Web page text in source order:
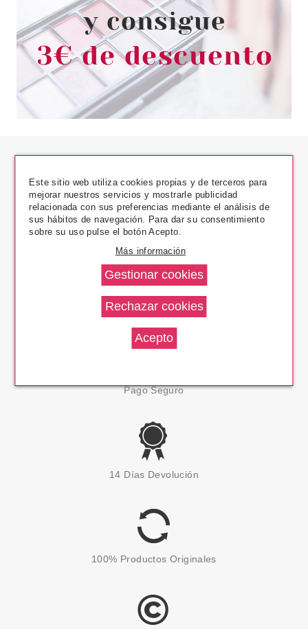
Los Precios Más Bajos
Envío En 24 H
Pago Seguro
14 Días Devolución
100% Productos Originales
Este sitio web utiliza cookies propias y de terceros para
mejorar nuestros servicios y mostrarle publicidad
relacionada con sus preferencias mediante el análisis de
sus hábitos de navegación. Para dar su consentimiento
sobre su uso pulse el botón Acepto.
Más información